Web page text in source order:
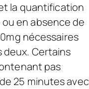
la quantification
en absence de
nécessaires
deux. Certains
pas
25 minutes avec